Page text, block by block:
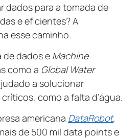
dados para a tomada de
e eficientes? A
esse caminho.
de dados e Machine
como a Global Water
a solucionar
como a falta d’água.
americana DataRobot,
de 500 mil data points e